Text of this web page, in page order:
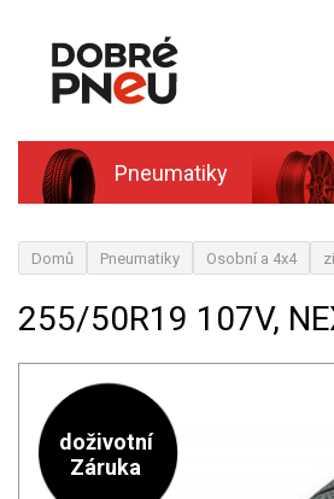
Pneumatiky
Domů Pneumatiky Osobní a 4x4
255/50R19 107V,
doživotní
Záruka